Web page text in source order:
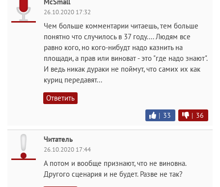
26.10.2020 17:32
Чем больше комментарии читаешь, тем больше
понятно что случилось в 37 году.... Людям все
равно кого, но кого-нибудт надо казнить на
площади, а прав или виноват - это "где надо знают".
И ведь никак дураки не поймут, что самих их как
куриц передавят...
Ответить
| 33 | 36
Читатель
26.10.2020 17:44
А потом и вообще признают, что не виновна.
Другого сценария и не будет. Разве не так?